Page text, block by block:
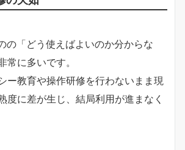
の「どう使えばよいのか分からな
常に多いです。
ー教育や操作研修を行わないまま現
度に差が生じ、結局利用が進まなく